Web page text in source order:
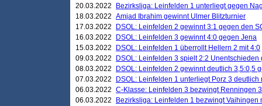
20.03.2022
Bezirksliga: Leinfelden 1 unterliegt gegen
18.03.2022 Amjad Ibrahim gewinnt Ulmer Blitzturnier
17.03.2022
DSOL: Leinfelden 2 gewinnt 3:1 gegen den
16.03.2022
DSOL: Leinfelden 3 gewinnt 4:0 gegen Jena
15.03.2022
DSOL: Leinfelden 1 überrollt Hellern 2 mit 4:0
09.03.2022
DSOL: Leinfelden 3 spielt 2:2 Unentschieden
08.03.2022
DSOL: Leinfelden 2 gewinnt deutlich 3,5:0,5
07.03.2022
DSOL: Leinfelden 1 unterliegt Porz 3 deutlich
06.03.2022 C-Klasse: Leinfelden 3 bezwingt Renningen
06.03.2022
Bezirksliga: Leinfelden 1 bezwingt Vaihingen